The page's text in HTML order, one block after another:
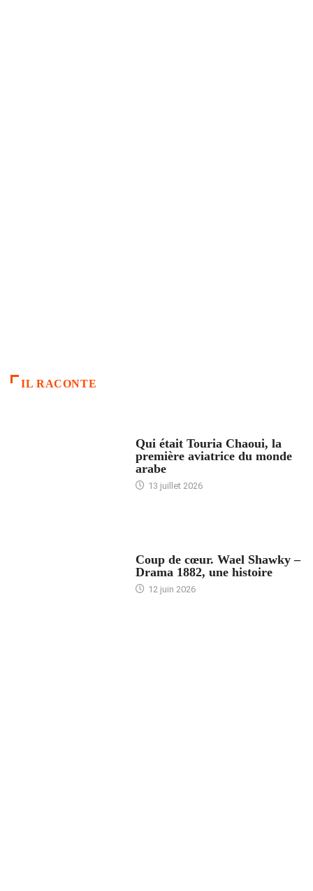
IL RACONTE
Qui était Touria Chaoui, la
première aviatrice du monde
arabe
13 juillet 2026
Coup de cœur. Wael Shawky –
Drama 1882, une histoire
12 juin 2026